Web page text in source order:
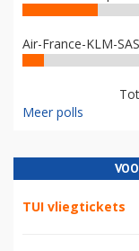
Air-France-KLM-
Meer polls
TUI vliegtickets